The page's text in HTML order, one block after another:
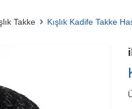
Takke Kışlık Kadife Takke